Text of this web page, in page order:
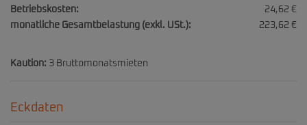
Betriebskosten:
24,62 €
monatliche Gesamtbelastung (exkl. USt.):
223,62 €
Kaution: 3 Bruttomonatsmieten
Eckdaten